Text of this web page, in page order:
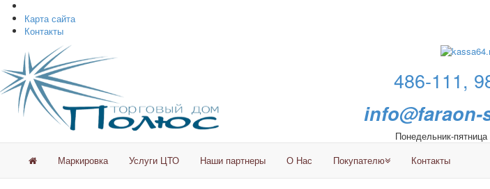
Карта сайта
Контакты
486-111,
info@faraon-
Понедельник-пятница
Маркировка Услуги ЦТО Наши партнеры О Нас Покупателю Контакты